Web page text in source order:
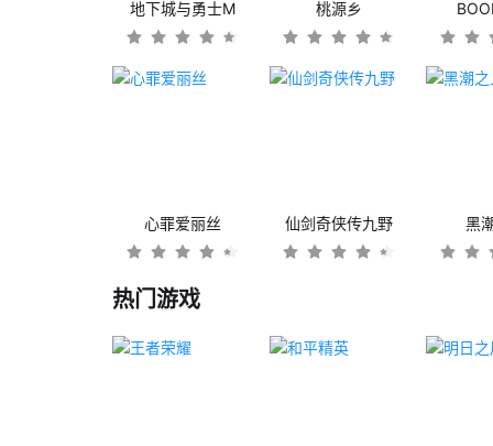
地下城与勇士M 桃源乡
心罪爱丽丝 仙剑奇侠传九野 黑
热门游戏